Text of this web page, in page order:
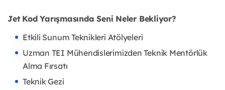
Jet Kod Yarışmasında Seni Neler Bekliyor?
Etkili Sunum Teknikleri Atölyeleri
Uzman TEI Mühendislerimizden Teknik Mentörlük
Alma Fırsatı
Teknik Gezi